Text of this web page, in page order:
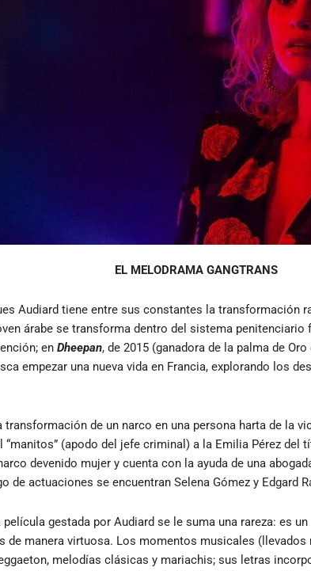
EL MELODRAMA GANGTRANS
Audiard tiene entre sus constantes la transformación
árabe se transforma dentro del sistema penitenciario
en Dheepan, de 2015 (ganadora de la palma de
empezar una nueva vida en Francia, explorando los
de un narco en una persona harta de la
(apodo del jefe criminal) a la Emilia Pérez del
devenido mujer y cuenta con la ayuda de una
de actuaciones se encuentran Selena Gómez y Edgard
gestada por Audiard se le suma una rareza: es
de manera virtuosa. Los momentos musicales
melodías clásicas y mariachis; sus letras